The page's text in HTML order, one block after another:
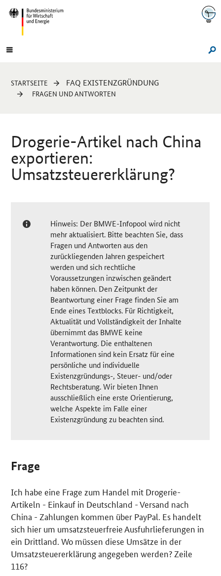
Navigation
Hauptmenü
Sie
sind
STARTSEITE FAQ EXISTENZGRÜNDUNG
FRAGEN UND ANTWORTEN
Drogerie-Artikel nach China
exportieren:
Umsatzsteuererklärung?
Hinweis: Der BMWE-Infopool wird nicht
mehr aktualisiert. Bitte beachten Sie, dass
Fragen und Antworten aus den
zurückliegenden Jahren gespeichert
werden und sich rechtliche
Voraussetzungen inzwischen geändert
haben können. Den Zeitpunkt der
Beantwortung einer Frage finden Sie am
Ende eines Textblocks. Für Richtigkeit,
Aktualität und Vollständigkeit der Inhalte
übernimmt das BMWE keine
Verantwortung. Die enthaltenen
Informationen sind kein Ersatz für eine
persönliche und individuelle
Existenzgründungs-, Steuer- und/oder
Rechtsberatung. Wir bieten Ihnen
ausschließlich eine erste Orientierung,
welche Aspekte im Falle einer
Existenzgründung zu beachten sind.
Frage
Ich habe eine Frage zum Handel mit Drogerie-
Artikeln - Einkauf in Deutschland - Versand nach
China - Zahlungen kommen über PayPal. Es handelt
sich hier um umsatzsteuerfreie Ausfuhrlieferungen in
ein Drittland. Wo müssen diese Umsätze in der
Umsatzsteuererklärung angegeben werden? Zeile
116?